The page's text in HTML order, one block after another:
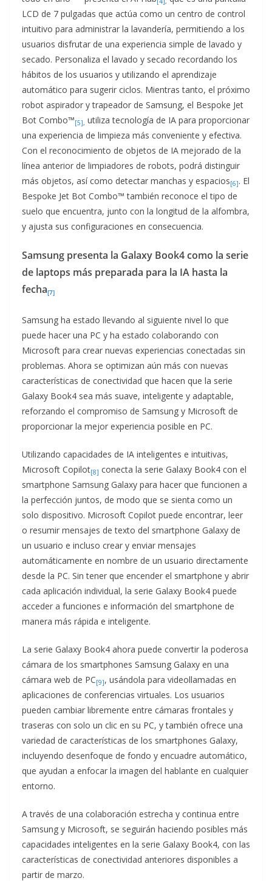
LCD de 7 pulgadas que actúa como un centro de control
intuitivo para administrar la lavandería, permitiendo a los
usuarios disfrutar de una experiencia simple de lavado y
secado. Personaliza el lavado y secado recordando los
hábitos de los usuarios y utilizando el aprendizaje
automático para sugerir ciclos. Mientras tanto, el próximo
robot aspirador y trapeador de Samsung, el Bespoke Jet
Bot Combo™[5], utiliza tecnología de IA para proporcionar
una experiencia de limpieza más conveniente y efectiva.
Con el reconocimiento de objetos de IA mejorado de la
línea anterior de limpiadores de robots, podrá distinguir
más objetos, así como detectar manchas y espacios[6]. El
Bespoke Jet Bot Combo™ también reconoce el tipo de
suelo que encuentra, junto con la longitud de la alfombra,
y ajusta sus configuraciones en consecuencia.
Samsung presenta la Galaxy Book4 como la serie
de laptops más preparada para la IA hasta la
fecha[7]
Samsung ha estado llevando al siguiente nivel lo que
puede hacer una PC y ha estado colaborando con
Microsoft para crear nuevas experiencias conectadas sin
problemas. Ahora se optimizan aún más con nuevas
características de conectividad que hacen que la serie
Galaxy Book4 sea más suave, inteligente y adaptable,
reforzando el compromiso de Samsung y Microsoft de
proporcionar la mejor experiencia posible en PC.
Utilizando capacidades de IA inteligentes e intuitivas,
Microsoft Copilot[8] conecta la serie Galaxy Book4 con el
smartphone Samsung Galaxy para hacer que funcionen a
la perfección juntos, de modo que se sienta como un
solo dispositivo. Microsoft Copilot puede encontrar, leer
o resumir mensajes de texto del smartphone Galaxy de
un usuario e incluso crear y enviar mensajes
automáticamente en nombre de un usuario directamente
desde la PC. Sin tener que encender el smartphone y abrir
cada aplicación individual, la serie Galaxy Book4 puede
acceder a funciones e información del smartphone de
manera más rápida e inteligente.
La serie Galaxy Book4 ahora puede convertir la poderosa
cámara de los smartphones Samsung Galaxy en una
cámara web de PC[9], usándola para videollamadas en
aplicaciones de conferencias virtuales. Los usuarios
pueden cambiar libremente entre cámaras frontales y
traseras con solo un clic en su PC, y también ofrece una
variedad de características de los smartphones Galaxy,
incluyendo desenfoque de fondo y encuadre automático,
que ayudan a enfocar la imagen del hablante en cualquier
entorno.
A través de una colaboración estrecha y continua entre
Samsung y Microsoft, se seguirán haciendo posibles más
capacidades inteligentes en la serie Galaxy Book4, con las
características de conectividad anteriores disponibles a
partir de marzo.